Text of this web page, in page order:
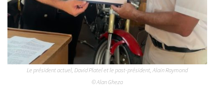
Le président actuel, David Platel et le past-président, Alain Raymond
© Alan Gheza